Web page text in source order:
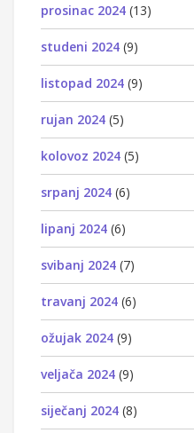
prosinac 2024 (13)
studeni 2024 (9)
listopad 2024 (9)
rujan 2024 (5)
kolovoz 2024 (5)
srpanj 2024 (6)
lipanj 2024 (6)
svibanj 2024 (7)
travanj 2024 (6)
ožujak 2024 (9)
veljača 2024 (9)
siječanj 2024 (8)